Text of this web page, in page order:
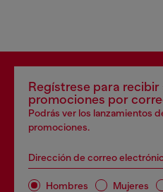
Regístrese para
promociones por
Podrás ver los lanzamientos
promociones.
Dirección de correo
Hombres Mujeres